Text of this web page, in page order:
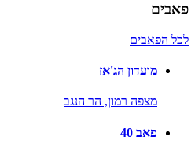
פאבים
לכל הפאבים
מועדון הג'אז
מצפה רמון, הר הנגב
פאב 40